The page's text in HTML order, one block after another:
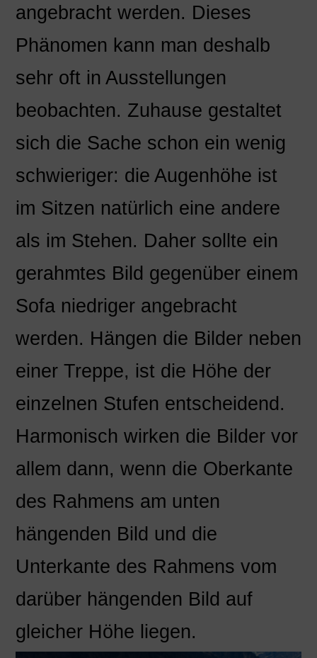
angebracht werden. Dieses
Phänomen kann man deshalb
sehr oft in Ausstellungen
beobachten. Zuhause gestaltet
sich die Sache schon ein wenig
schwieriger: die Augenhöhe ist
im Sitzen natürlich eine andere
als im Stehen. Daher sollte ein
gerahmtes Bild gegenüber einem
Sofa niedriger angebracht
werden. Hängen die Bilder neben
einer Treppe, ist die Höhe der
einzelnen Stufen entscheidend.
Harmonisch wirken die Bilder vor
allem dann, wenn die Oberkante
des Rahmens am unten
hängenden Bild und die
Unterkante des Rahmens vom
darüber hängenden Bild auf
gleicher Höhe liegen.